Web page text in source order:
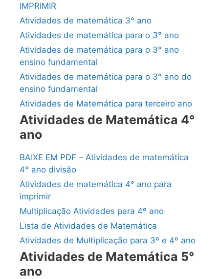
IMPRIMIR
Atividades de matemática 3° ano
Atividades de matemática para o 3° ano
Atividades de matemática para o 3° ano
ensino fundamental
Atividades de matemática para o 3° ano do
ensino fundamental
Atividades de Matemática para terceiro ano
Atividades de Matemática 4°
ano
BAIXE EM PDF – Atividades de matemática
4° ano divisão
Atividades de matemática 4° ano para
imprimir
Multiplicação Atividades para 4º ano
Lista de Atividades de Matemática
Atividades de Multiplicação para 3º e 4º ano
Atividades de Matemática 5°
ano